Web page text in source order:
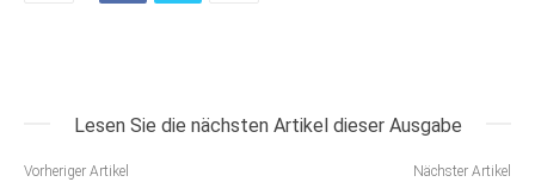
Lesen Sie die nächsten Artikel dieser Ausgabe
Vorheriger Artikel Nächster Artikel